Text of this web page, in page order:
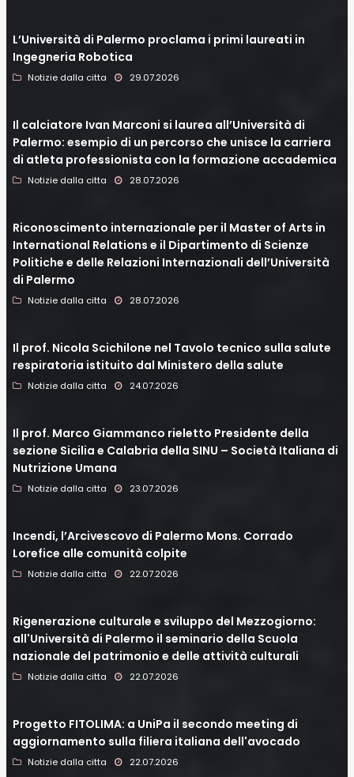
L’Università di Palermo proclama i primi laureati in
Ingegneria Robotica
Notizie dalla citta 29.07.2026
Il calciatore Ivan Marconi si laurea all’Università di
Palermo: esempio di un percorso che unisce la carriera
di atleta professionista con la formazione accademica
Notizie dalla citta 28.07.2026
Riconoscimento internazionale per il Master of Arts in
International Relations e il Dipartimento di Scienze
Politiche e delle Relazioni Internazionali dell’Università
di Palermo
Notizie dalla citta 28.07.2026
Il prof. Nicola Scichilone nel Tavolo tecnico sulla salute
respiratoria istituito dal Ministero della salute
Notizie dalla citta 24.07.2026
Il prof. Marco Giammanco rieletto Presidente della
sezione Sicilia e Calabria della SINU – Società Italiana di
Nutrizione Umana
Notizie dalla citta 23.07.2026
Incendi, l’Arcivescovo di Palermo Mons. Corrado
Lorefice alle comunità colpite
Notizie dalla citta 22.07.2026
Rigenerazione culturale e sviluppo del Mezzogiorno:
all'Università di Palermo il seminario della Scuola
nazionale del patrimonio e delle attività culturali
Notizie dalla citta 22.07.2026
Progetto FITOLIMA: a UniPa il secondo meeting di
aggiornamento sulla filiera italiana dell'avocado
Notizie dalla citta 22.07.2026